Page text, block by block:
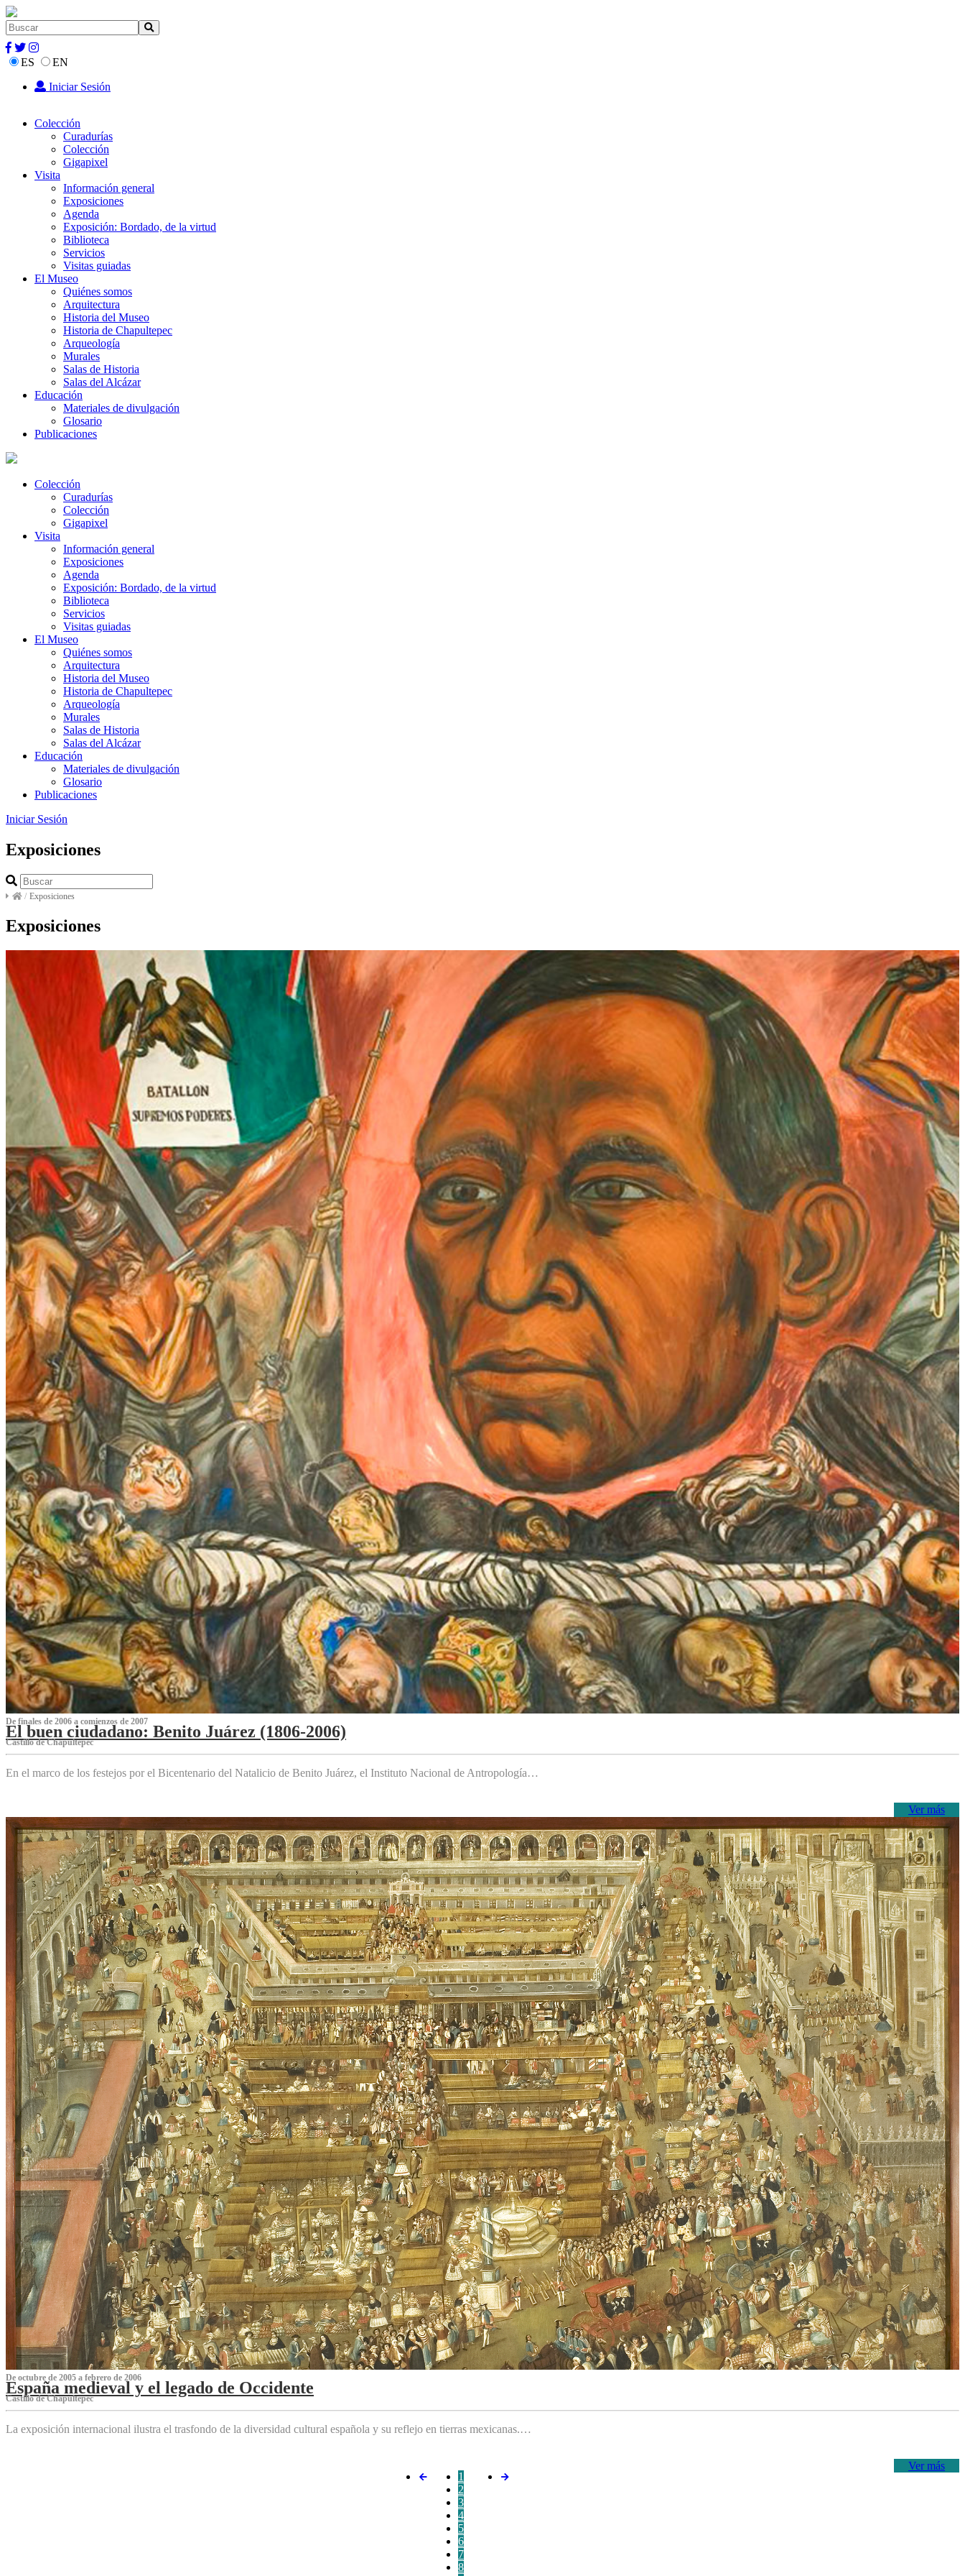
ES
EN
Iniciar Sesión
Colección
Curadurías
Colección
Gigapixel
Visita
Información general
Exposiciones
Agenda
Exposición: Bordado, de la virtud
Biblioteca
Servicios
Visitas guiadas
El Museo
Quiénes somos
Arquitectura
Historia del Museo
Historia de Chapultepec
Arqueología
Murales
Salas de Historia
Salas del Alcázar
Educación
Materiales de divulgación
Glosario
Publicaciones
Colección
Curadurías
Colección
Gigapixel
Visita
Información general
Exposiciones
Agenda
Exposición: Bordado, de la virtud
Biblioteca
Servicios
Visitas guiadas
El Museo
Quiénes somos
Arquitectura
Historia del Museo
Historia de Chapultepec
Arqueología
Murales
Salas de Historia
Salas del Alcázar
Educación
Materiales de divulgación
Glosario
Publicaciones
Iniciar Sesión
Exposiciones
/ Exposiciones
Exposiciones
De finales de 2006 a comienzos de 2007
El buen ciudadano: Benito Juárez (1806-2006)
Castillo de Chapultepec
En el marco de los festejos por el Bicentenario del Natalicio de Benito Juárez, el Instituto Nacional de Antropología…
Ver más
De octubre de 2005 a febrero de 2006
España medieval y el legado de Occidente
Castillo de Chapultepec
La exposición internacional ilustra el trasfondo de la diversidad cultural española y su reflejo en tierras mexicanas.…
Ver más
1
2
3
4
5
6
7
8